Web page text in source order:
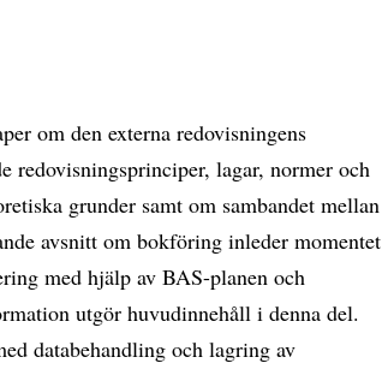
om den externa redovisningens
redovisningsprinciper, lagar, normer och
grunder samt om sambandet mellan
avsnitt om bokföring inleder momentet
med hjälp av BAS-planen och
utgör huvudinnehåll i denna del.
databehandling och lagring av